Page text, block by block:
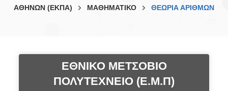
ΑΘΗΝΩΝ (ΕΚΠΑ)
ΜΑΘΗΜΑΤΙΚΟ ΘΕΩΡΊΑ ΑΡΙΘΜΏΝ
ΕΘΝΙΚΟ ΜΕΤΣΟΒΙΟ
ΠΟΛΥΤΕΧΝΕΙΟ (Ε.Μ.Π)